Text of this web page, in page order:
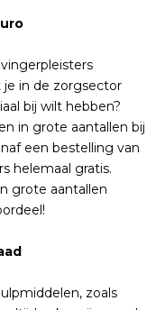
in de zorgsector
bij wilt hebben?
in grote aantallen bij
een bestelling van
helemaal gratis.
grote aantallen
zoals